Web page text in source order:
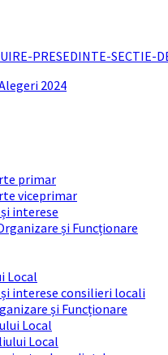
PRESEDINTE-
2024
primar
viceprimar
interese
și Funcționare
Local
și interese consilieri locali
și Funcționare
Local
Local